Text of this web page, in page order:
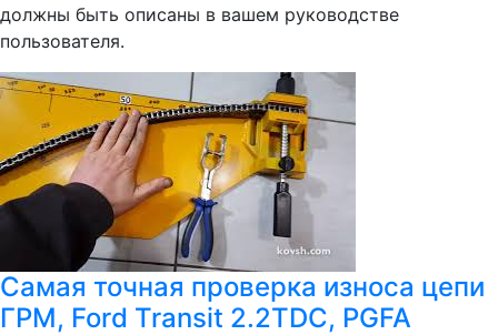
должны быть описаны в вашем руководстве
пользователя.
Самая точная проверка износа цепи
ГРМ, Ford Transit 2.2TDC, PGFA